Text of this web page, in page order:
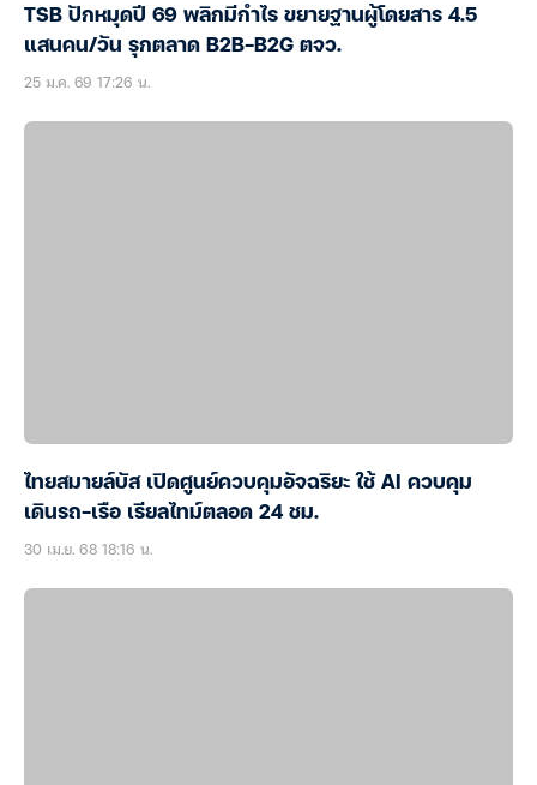
TSB ปักหมุดปี 69 พลิกมีกำไร ขยายฐานผู้โดยสาร 4.5
แสนคน/วัน รุกตลาด B2B-B2G ตจว.
25 ม.ค. 69 17:26 น.
ไทยสมายล์บัส เปิดศูนย์ควบคุมอัจฉริยะ ใช้ AI ควบคุม
เดินรถ-เรือ เรียลไทม์ตลอด 24 ชม.
30 เม.ย. 68 18:16 น.